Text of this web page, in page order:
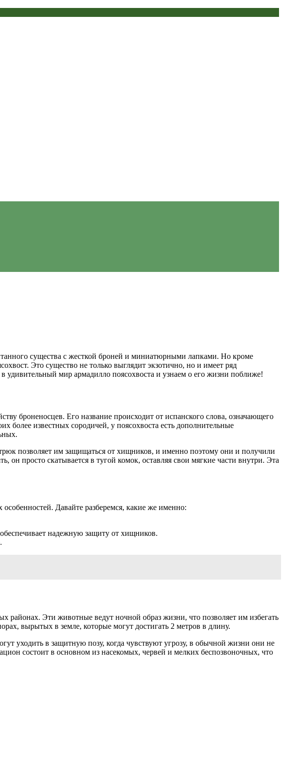
существа с жесткой броней и миниатюрными лапками. Но кроме
Это существо не только выглядит экзотично, но и имеет ряд
удивительный мир армадилло поясохвоста и узнаем о его жизни поближе!
броненосцев. Его название происходит от испанского слова, означающего
известных сородичей, у поясохвоста есть дополнительные
позволяет им защищаться от хищников, и именно поэтому они и получили
он просто скатывается в тугой комок, оставляя свои мягкие части внутри. Эта
Давайте разберемся, какие же именно:
надежную защиту от хищников.
районах. Эти животные ведут ночной образ жизни, что позволяет им избегать
вырытых в земле, которые могут достигать 2 метров в длину.
уходить в защитную позу, когда чувствуют угрозу, в обычной жизни они не
состоит в основном из насекомых, червей и мелких беспозвоночных, что